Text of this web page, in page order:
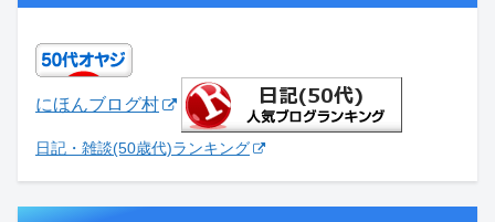
にほんブログ村
日記・雑談(50歳代)ランキング